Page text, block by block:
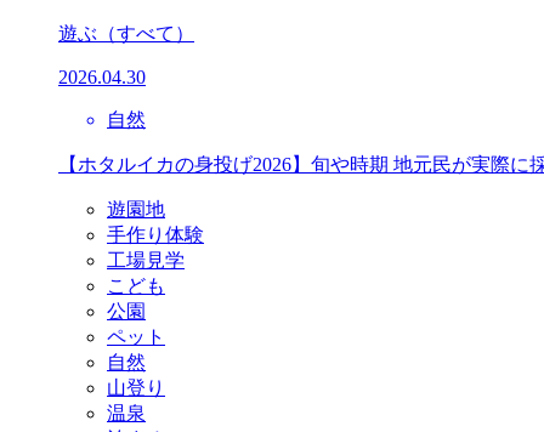
遊ぶ （すべて）
2026.04.30
自然
【ホタルイカの身投げ2026】旬や時期 地元民が実際に
遊園地
手作り体験
工場見学
こども
公園
ペット
自然
山登り
温泉